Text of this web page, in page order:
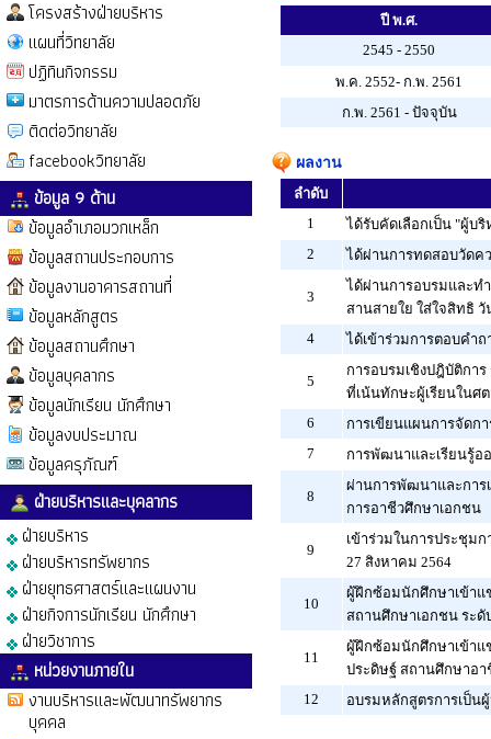
โครงสร้างฝ่ายบริหาร
แผนที่วิทยาลัย
ปฏิทินกิจกรรม
มาตรการด้านความปลอดภัย
ติดต่อวิทยาลัย
facebookวิทยาลัย
ข้อมูล 9 ด้าน
ข้อมูลอำเภอมวกเหล็ก
ข้อมูลสถานประกอบการ
ข้อมูลงานอาคารสถานที่
ข้อมูลหลักสูตร
ข้อมูลสถานศึกษา
ข้อมูลบุคลากร
ข้อมูลนักเรียน นักศึกษา
ข้อมูลงบประมาณ
ข้อมูลครุภัณฑ์
ฝ่ายบริหารและบุคลากร
ฝ่ายบริหาร
ฝ่ายบริหารทรัพยากร
ฝ่ายยุทธศาสตร์และแผนงาน
ฝ่ายกิจการนักเรียน นักศึกษา
ฝ่ายวิชาการ
หน่วยงานภายใน
งานบริหารและพัฒนาทรัพยากร
บุคคล
ปี พ.ศ.
2545 - 2550
พ.ค. 2552- ก.พ. 2561
ก.พ. 2561 - ปัจจุบัน
ผลงาน
ลำดับ
1
ได้รับคัดเลือกเป็น "ผู้บ
2
ได้ผ่านการทดสอบวัดค
3
ได้ผ่านการอบรมและท
สานสายใย ใส่ใจสิทธิ
4
ได้เข้าร่วมการตอบคำ
5
การอบรมเชิงปฎิบัติกา
ที่เน้นทักษะผู้เรียนในศ
6
การเขียนแผนการจัดก
7
การพัฒนาและเรียนรู้อ
8
ผ่านการพัฒนาและการ
การอาชีวศึกษาเอกชน
9
เข้าร่วมในการประชุม
27 สิงหาคม 2564
10
ผู้ฝึกซ้อมนักศึกษาเข้าแ
สถานศึกษาเอกชน ระ
11
ผู้ฝึกซ้อมนักศึกษาเข้าแ
ประดิษฐ์ สถานศึกษาอา
12
อบรมหลักสูตรการเป็น